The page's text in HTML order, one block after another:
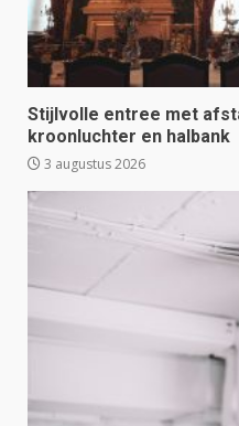
Stijlvolle entree met
kroonluchter en halbank
3 augustus 2026